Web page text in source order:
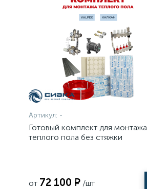
Артикул: -
Готовый комплект для монтажа
теплого пола без стяжки
от 72 100 ₽ /шт